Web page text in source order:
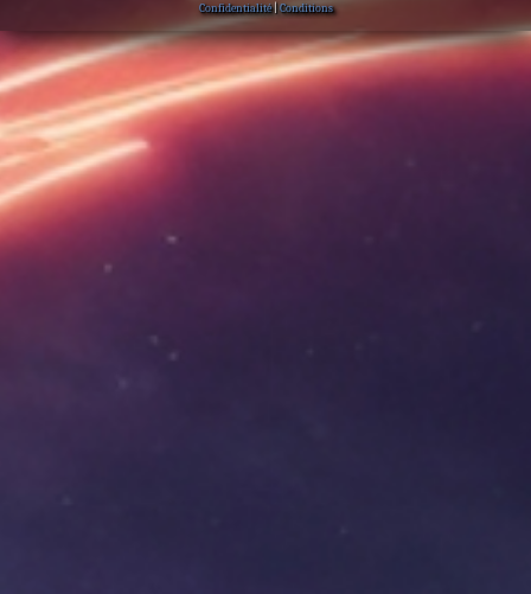
Confidentialité|Conditions